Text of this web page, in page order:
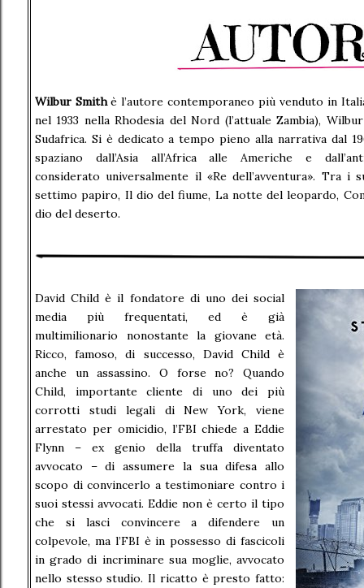
Wilbur Smithè l’autore contemporaneo più venduto in
nel 1933 nella Rhodesia del Nord (l’attuale Zambia),
Sudafrica. Si è dedicato a tempo pieno alla narrativa dal
spaziano dall’Asia all’Africa alle Americhe e
considerato universalmente il «Re dell’avventura». Tra
settimo papiro, Il dio del fiume, La notte del leopardo,
dio del deserto.
David Child è il fondatore di uno dei social
media più frequentati, ed è già
multimilionario nonostante la giovane età.
Ricco, famoso, di successo, David Child è
anche un assassino. O forse no? Quando
Child, importante cliente di uno dei più
corrotti studi legali di New York, viene
arrestato per omicidio, l’FBI chiede a Eddie
Flynn – ex genio della truffa diventato
avvocato – di assumere la sua difesa allo
scopo di convincerlo a testimoniare contro i
suoi stessi avvocati. Eddie non è certo il tipo
che si lasci convincere a difendere un
colpevole, ma l’FBI è in possesso di fascicoli
in grado di incriminare sua moglie, avvocato
nello stesso studio. Il ricatto è presto fatto: